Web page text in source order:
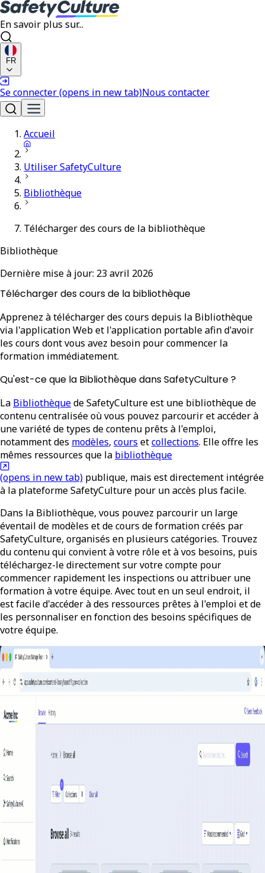
En savoir plus sur...
FR
Se connecter(opens in new tab)Nous contacter
Accueil
Utiliser SafetyCulture
Bibliothèque
Télécharger des cours de la bibliothèque
Bibliothèque
Dernière mise à jour: 23 avril 2026
Télécharger des cours de la bibliothèque
Apprenez à télécharger des cours depuis la Bibliothèque
via l'application Web et l'application portable afin d'avoir
les cours dont vous avez besoin pour commencer la
formation immédiatement.
Qu'est-ce que la Bibliothèque dans SafetyCulture ?
La Bibliothèquede SafetyCulture est une bibliothèque de
contenu centralisée où vous pouvez parcourir et accéder à
une variété de types de contenu prêts à l'emploi,
notamment des modèles, cours etcollections. Elle offre les
mêmes ressources que la bibliothèque
(opens in new tab) publique, mais est directement intégrée
à la plateforme SafetyCulture pour un accès plus facile.
Dans la Bibliothèque, vous pouvez parcourir un large
éventail de modèles et de cours de formation créés par
SafetyCulture, organisés en plusieurs catégories. Trouvez
du contenu qui convient à votre rôle et à vos besoins, puis
téléchargez-le directement sur votre compte pour
commencer rapidement les inspections ou attribuer une
formation à votre équipe. Avec tout en un seul endroit, il
est facile d'accéder à des ressources prêtes à l'emploi et de
les personnaliser en fonction des besoins spécifiques de
votre équipe.